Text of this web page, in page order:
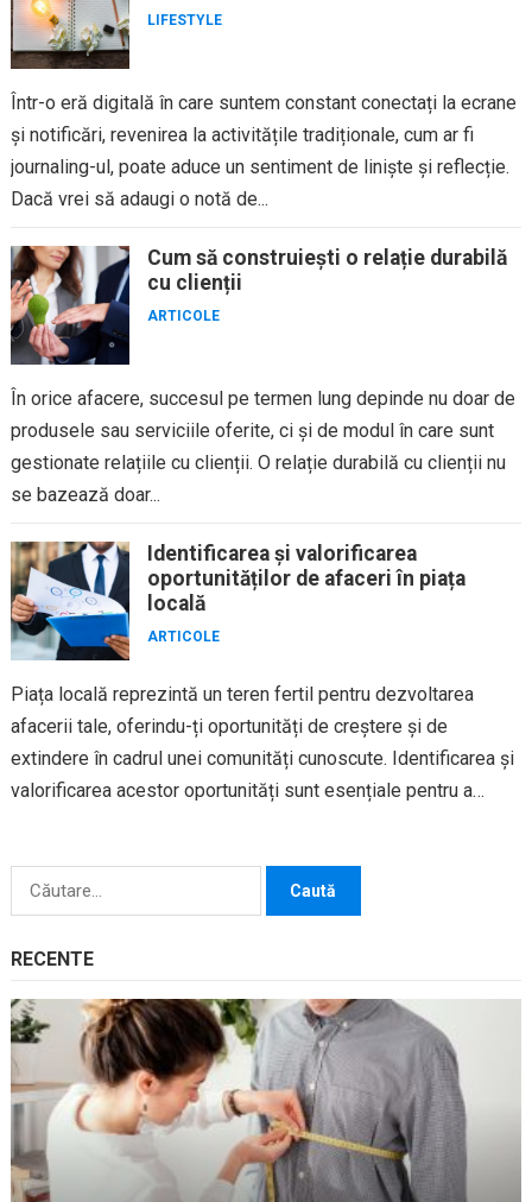
LIFESTYLE
Într-o eră digitală în care suntem constant conectați la ecrane
și notificări, revenirea la activitățile tradiționale, cum ar fi
journaling-ul, poate aduce un sentiment de liniște și reflecție.
Dacă vrei să adaugi o notă de...
Cum să construiești o relație durabilă
cu clienții
ARTICOLE
În orice afacere, succesul pe termen lung depinde nu doar de
produsele sau serviciile oferite, ci și de modul în care sunt
gestionate relațiile cu clienții. O relație durabilă cu clienții nu
se bazează doar...
Identificarea și valorificarea
oportunităților de afaceri în piața
locală
ARTICOLE
Piața locală reprezintă un teren fertil pentru dezvoltarea
afacerii tale, oferindu-ți oportunități de creștere și de
extindere în cadrul unei comunități cunoscute. Identificarea și
valorificarea acestor oportunități sunt esențiale pentru a
Caută
RECENTE